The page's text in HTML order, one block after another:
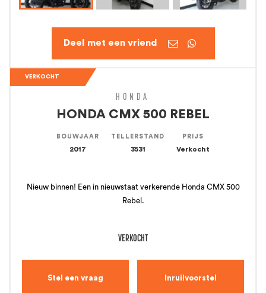
 
VERKOCHT
HONDA
HONDA CMX 500 REBEL
BOUWJAAR
2017
TELLERSTAND
3531
PRIJS
Verkocht
Nieuw binnen! Een in nieuwstaat verkerende Honda CMX 500
Rebel.
VERKOCHT
Stel een vraag Inruilvoorstel